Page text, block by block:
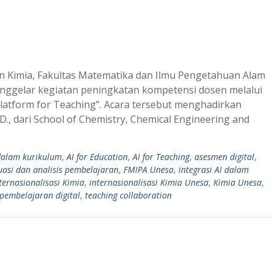
Fakultas Matematika dan Ilmu Pengetahuan Alam
kegiatan peningkatan kompetensi dosen melalui
for Teaching”. Acara tersebut menghadirkan
dari School of Chemistry, Chemical Engineering and
kurikulum,AI for Education,AI for Teaching, asesmen digital,
dan analisis pembelajaran, FMIPA Unesa, integrasi AI dalam
Kimia, internasionalisasi Kimia Unesa, Kimia Unesa,
pembelajaran digital, teaching collaboration